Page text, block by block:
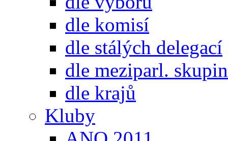
dle komisí
dle stálých delegací
dle meziparl. skupin
dle krajů
Kluby